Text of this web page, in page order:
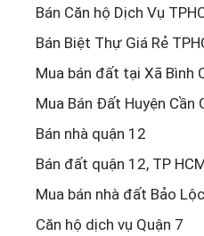
Bán Căn hộ Dịch Vụ
Bán Biệt Thự Giá Rẻ
Mua bán đất tại Xã Bình
Mua Bán Đất Huyện Cần
Bán nhà quận 12
Bán đất quận 12, TP
Mua bán nhà đất Bảo Lộc
Căn hộ dịch vụ Quận 7